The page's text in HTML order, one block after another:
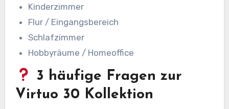
Kinderzimmer
Flur / Eingangsbereich
Schlafzimmer
Hobbyräume / Homeoffice
3 häufige Fragen zur
Virtuo 30 Kollektion